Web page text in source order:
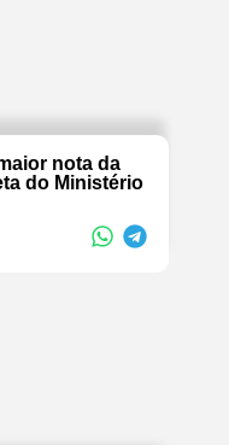
nota da
do Ministério